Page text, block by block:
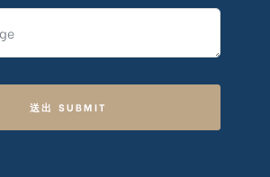
送出 SUBMIT